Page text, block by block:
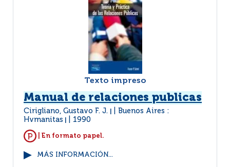
Texto impreso
Manual de relaciones publicas
Cirigliano, Gustavo F. J.
Buenos Aires :
Hvmanitas
1990
| En formato papel.
MÁS INFORMACIÓN...